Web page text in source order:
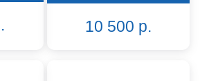
10 500 р.